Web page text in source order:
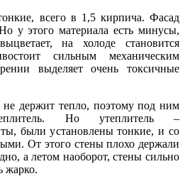
всего в 1,5 кирпича. Фасад
у этого материала есть минусы,
на холоде становится
сильным механическим
выделяет очень токсичные
держит тепло, поэтому под ним
Но утеплитель –
были установлены тонкие, и со
От этого стены плохо держали
а летом наоборот, стены сильно
жарко.